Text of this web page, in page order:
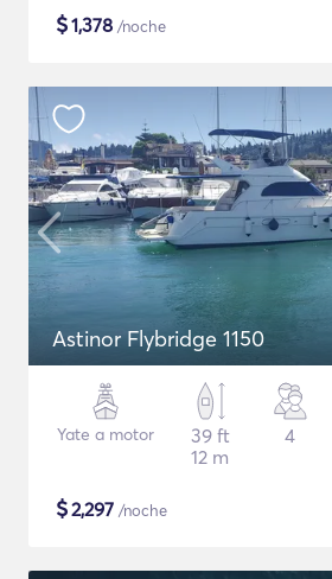
$1,378 /noche
Astinor Flybridge 1150
Yate a motor
39 ft
12 m
4
$2,297 /noche